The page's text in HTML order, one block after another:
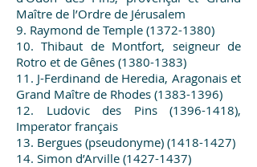
Maître de l’Ordre de Jérusalem
9. Raymond de Temple (1372-1380)
10. Thibaut de Montfort, seigneur de
Rotro et de Gênes (1380-1383)
11. J-Ferdinand de Heredia, Aragonais et
Grand Maître de Rhodes (1383-1396)
12. Ludovic des Pins (1396-1418),
Imperator français
13. Bergues (pseudonyme) (1418-1427)
14. Simon d’Arville (1427-1437)